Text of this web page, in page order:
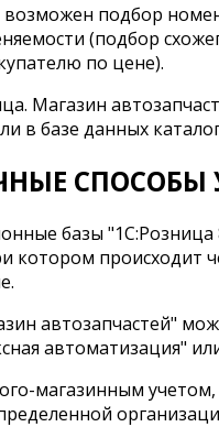
возможен подбор
(подбор
по цене).
Магазин
в базе данных
СПОСОБЫ
базы "1С:Розница
котором происходит
автозапчастей"
автоматизация"
магазинным